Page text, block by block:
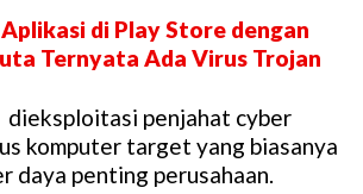
Aplikasi di Play Store dengan
Ternyata Ada Virus Trojan
dieksploitasi penjahat cyber
komputer target yang biasanya
daya penting perusahaan.